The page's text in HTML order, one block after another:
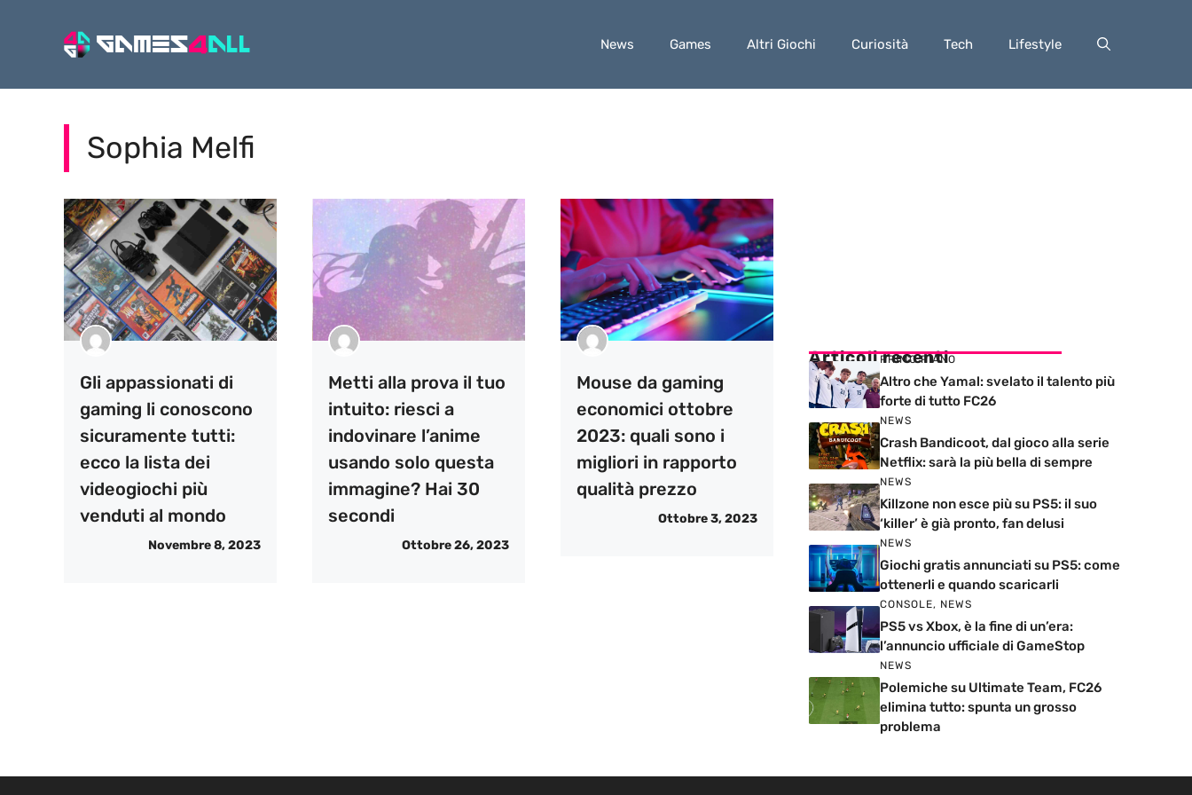
News Games Altri Giochi Curiosità Tech Lifestyle
Sophia Melfi
Gli appassionati di
gaming li conoscono
sicuramente tutti:
ecco la lista dei
videogiochi più
venduti al mondo
Novembre 8, 2023
Metti alla prova il tuo
intuito: riesci a
indovinare l’anime
usando solo questa
immagine? Hai 30
secondi
Ottobre 26, 2023
Mouse da gaming
economici ottobre
2023: quali sono i
migliori in rapporto
qualità prezzo
Ottobre 3, 2023
Articoli recenti
PRIMO PIANO
Altro che Yamal: svelato il talento più
forte di tutto FC26
NEWS
Crash Bandicoot, dal gioco alla serie
Netflix: sarà la più bella di sempre
NEWS
Killzone non esce più su PS5: il suo
‘killer’ è già pronto, fan delusi
NEWS
Giochi gratis annunciati su PS5: come
ottenerli e quando scaricarli
CONSOLE, NEWS
PS5 vs Xbox, è la fine di un’era:
l’annuncio ufficiale di GameStop
NEWS
Polemiche su Ultimate Team, FC26
elimina tutto: spunta un grosso
problema